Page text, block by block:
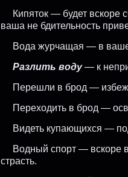
Кипяток — будет вскоре
ваша не бдительность
Вода журчащая — в
Разлить воду— к
Перешли в брод —
Переходить в брод —
Видеть купающихся —
Водный спорт — вскоре
страсть.